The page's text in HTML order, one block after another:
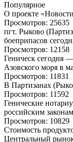
Популярное
О проекте
Просмотров: 25635
пгт. Рыково
боеприпасов
Просмотров: 12158
Геническ сегодня
Азовского моря в
Просмотров: 11831
В Партизанах
Просмотров: 11592
Генические
российским законам
Просмотров: 10829
Стоимость
Центральный